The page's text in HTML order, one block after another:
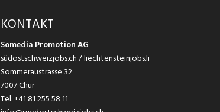
KONTAKT
Somedia Promotion AG
südostschweizjobs.ch / liechtensteinjobs.li
Sommeraustrasse 32
7007 Chur
Tel.+41 81 255 58 11